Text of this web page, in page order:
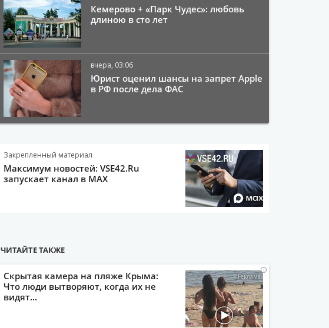
Кемерово + «Парк Чудес»: любовь
длиною в сто лет
вчера, 03:06
Юрист оценил шансы на запрет Apple
в РФ после дела ФАС
Закрепленный материал
Максимум новостей: VSE42.Ru
запускает канал в MAX
ЧИТАЙТЕ ТАКЖЕ
i
Скрытая камера на пляже Крыма:
Что люди вытворяют, когда их не
видят...
iii